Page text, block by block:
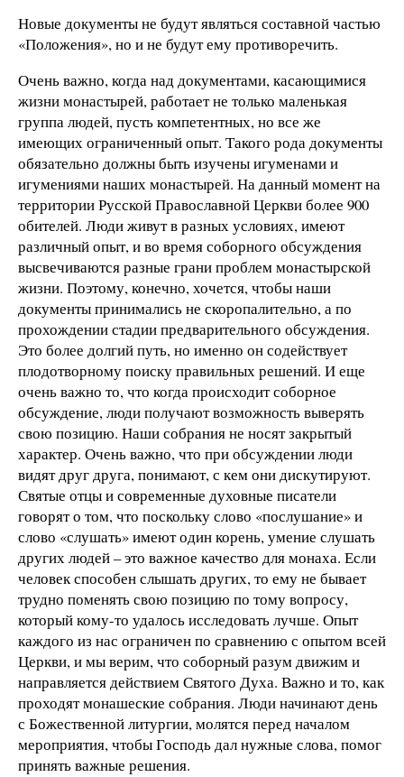
Новые документы не будут являться составной частью
«Положения», но и не будут ему противоречить.
Очень важно, когда над документами, касающимися
жизни монастырей, работает не только маленькая
группа людей, пусть компетентных, но все же
имеющих ограниченный опыт. Такого рода документы
обязательно должны быть изучены игуменами и
игумениями наших монастырей. На данный момент на
территории Русской Православной Церкви более 900
обителей. Люди живут в разных условиях, имеют
различный опыт, и во время соборного обсуждения
высвечиваются разные грани проблем монастырской
жизни. Поэтому, конечно, хочется, чтобы наши
документы принимались не скоропалительно, а по
прохождении стадии предварительного обсуждения.
Это более долгий путь, но именно он содействует
плодотворному поиску правильных решений. И еще
очень важно то, что когда происходит соборное
обсуждение, люди получают возможность выверять
свою позицию. Наши собрания не носят закрытый
характер. Очень важно, что при обсуждении люди
видят друг друга, понимают, с кем они дискутируют.
Святые отцы и современные духовные писатели
говорят о том, что поскольку слово «послушание» и
слово «слушать» имеют один корень, умение слушать
других людей – это важное качество для монаха. Если
человек способен слышать других, то ему не бывает
трудно поменять свою позицию по тому вопросу,
который кому-то удалось исследовать лучше. Опыт
каждого из нас ограничен по сравнению с опытом всей
Церкви, и мы верим, что соборный разум движим и
направляется действием Святого Духа. Важно и то, как
проходят монашеские собрания. Люди начинают день
с Божественной литургии, молятся перед началом
мероприятия, чтобы Господь дал нужные слова, помог
принять важные решения.